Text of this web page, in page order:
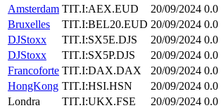
Amsterdam TIT.I:AEX.EUD 20/09/2024 0.0
Bruxelles
TIT.I:BEL20.EUD 20/09/2024 0.0
DJStoxx
TIT.I:SX5E.DJS 20/09/2024 0.0
DJStoxx
TIT.I:SX5P.DJS 20/09/2024 0.0
Francoforte TIT.I:DAX.DAX 20/09/2024 0.0
HongKong TIT.I:HSI.HSN 20/09/2024 0.0
Londra
TIT.I:UKX.FSE 20/09/2024 0.0